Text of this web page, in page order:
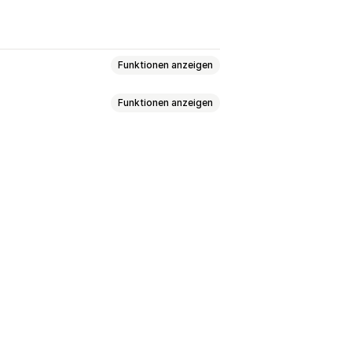
Funktionen anzeigen
Funktionen anzeigen